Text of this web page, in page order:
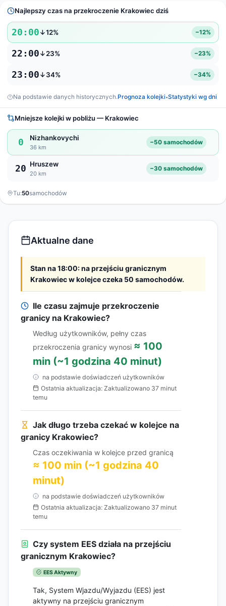
Najlepszy czas na przekroczenie Krakowiec dziś
20:00↓12% −12%
22:00↓23% −23%
23:00↓34% −34%
Na podstawie danych historycznych.Prognoza kolejki•Statystyki wg dni
Mniejsze kolejki w pobliżu — Krakowiec
0 Nizhankovychi
36 km
−50 samochodów
20 Hruszew
20 km
−30 samochodów
Tu:50samochodów
Aktualne dane
Stan na 18:00: na przejściu granicznym
Krakowiec w kolejce czeka 50 samochodów.
Ile czasu zajmuje przekroczenie
granicy na Krakowiec?
Według użytkowników, pełny czas
przekroczenia granicy wynosi ≈ 100
min (~1 godzina 40 minut)
na podstawie doświadczeń użytkowników
Ostatnia aktualizacja: Zaktualizowano 37 minut
temu
Jak długo trzeba czekać w kolejce na
granicy Krakowiec?
Czas oczekiwania w kolejce przed granicą
≈ 100 min (~1 godzina 40
minut)
na podstawie doświadczeń użytkowników
Ostatnia aktualizacja: Zaktualizowano 37 minut
temu
Czy system EES działa na przejściu
granicznym Krakowiec?
EES Aktywny
Tak, System Wjazdu/Wyjazdu (EES) jest
aktywny na przejściu granicznym